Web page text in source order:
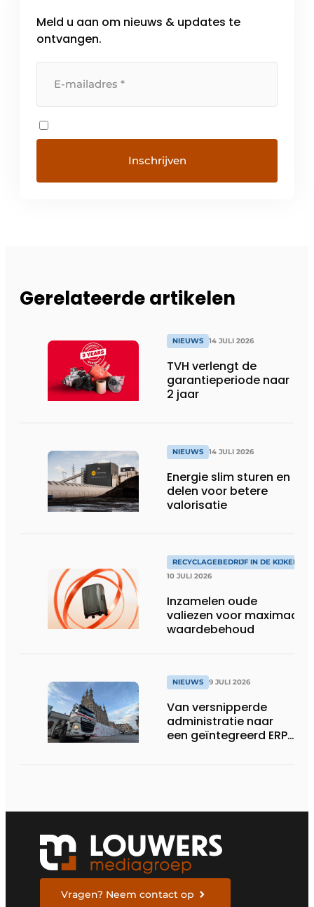
Meld u aan om nieuws & updates te
ontvangen.
Gerelateerde artikelen
NIEUWS 14 JULI 2026
TVH verlengt de
garantieperiode naar
2 jaar
NIEUWS 14 JULI 2026
Energie slim sturen en
delen voor betere
valorisatie
RECYCLAGEBEDRIJF IN DE KIJKER
10 JULI 2026
Inzamelen oude
valiezen voor maximaal
waardebehoud
NIEUWS 9 JULI 2026
Van versnipperde
administratie naar
een geïntegreerd ERP-
Vragen? Neem contact op